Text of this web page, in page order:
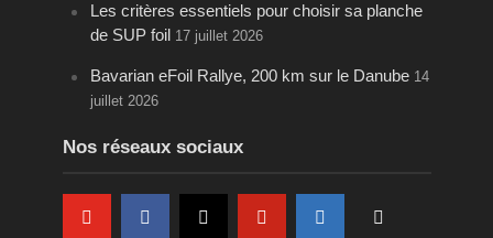
Les critères essentiels pour choisir sa planche
de SUP foil 17 juillet 2026
Bavarian eFoil Rallye, 200 km sur le Danube 14
juillet 2026
Nos réseaux sociaux